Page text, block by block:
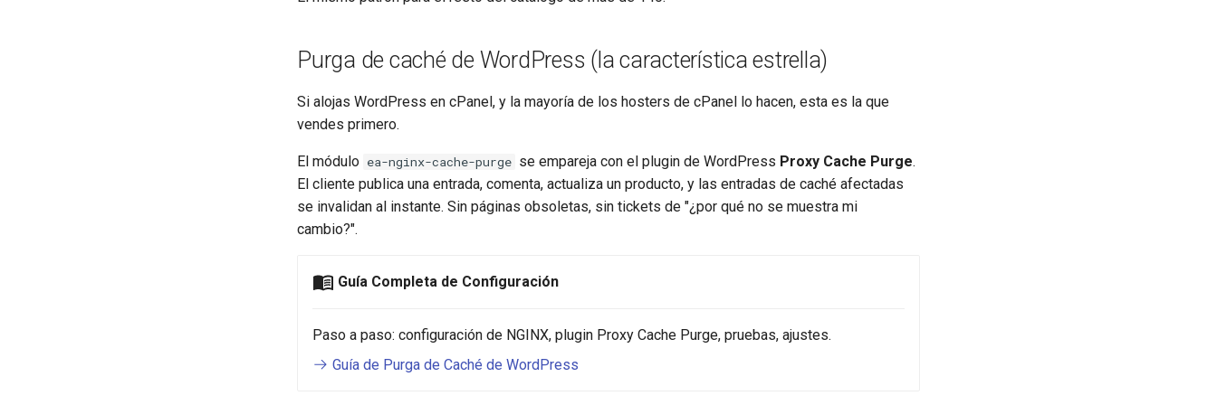
Purga de caché de WordPress (la característica estrella)
Si alojas WordPress en cPanel, y la mayoría de los hosters de cPanel lo hacen, esta es la que
vendes primero.
El módulo ea-nginx-cache-purge se empareja con el plugin de WordPress Proxy Cache Purge.
El cliente publica una entrada, comenta, actualiza un producto, y las entradas de caché afectadas
se invalidan al instante. Sin páginas obsoletas, sin tickets de "¿por qué no se muestra mi
cambio?".
Guía Completa de Configuración
Paso a paso: configuración de NGINX, plugin Proxy Cache Purge, pruebas, ajustes.
Guía de Purga de Caché de WordPress